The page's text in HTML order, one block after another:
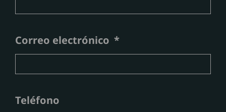
Correo electrónico
Teléfono